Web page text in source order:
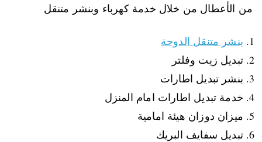
من الأعطال من خلال خدمة كهرباء وبنشر متنقل
بنشر متنقل الدوحة
تبديل زيت وفلتر
بنشر تبديل اطارات
خدمة تبديل اطارات امام المنزل
ميزان دوزان هيئة امامية
تبديل سفايف البريك